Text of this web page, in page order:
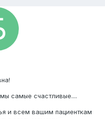
самые счастливые....
и всем вашим пациенткам